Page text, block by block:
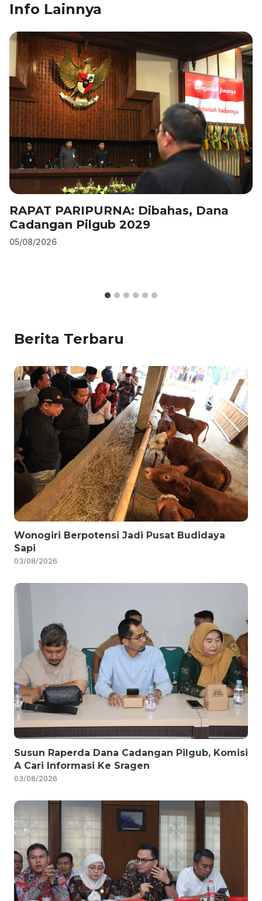
e
b
o
o
k
e
dI
n
A
p
p
a
m
Info Lainnya
RAPAT PARIPURNA: Dibahas, Dana
Cadangan Pilgub 2029
05/08/2026
Berita Terbaru
Wonogiri Berpotensi Jadi Pusat Budidaya
Sapi
03/08/2026
Susun Raperda Dana Cadangan Pilgub, Komisi
A Cari Informasi Ke Sragen
03/08/2026